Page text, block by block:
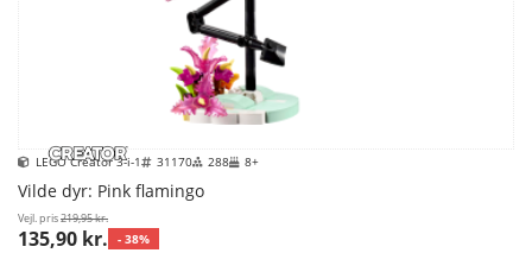
LEGO Creator 3-i-1 31170 288 8+
Vilde dyr: Pink flamingo
Vejl. pris219,95 kr.
135,90 kr. - 38%